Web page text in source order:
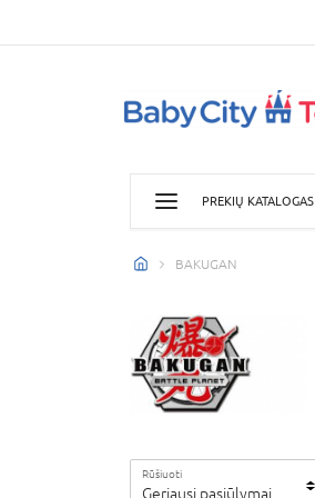
PREKIŲ KATALOGAS
BAKUGAN
Rūšiuoti
Geriausi pasiūlymai